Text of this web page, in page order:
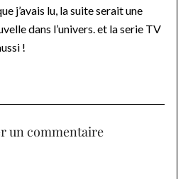
j’avais lu, la suite serait une
dans l’univers. et la serie TV
!
un commentaire